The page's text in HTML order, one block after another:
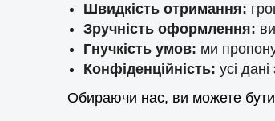
Швидкість отримання:
Зручність оформлення:
Гнучкість умов: ми
Конфіденційність: усі
Обираючи нас, ви можете бути